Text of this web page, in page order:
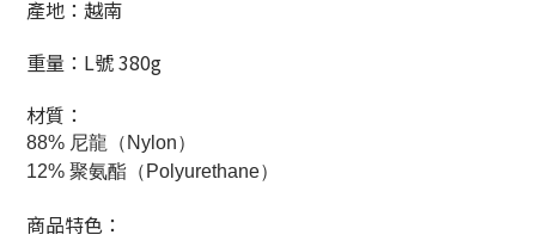
產地：越南
重量：L號 380g
材質：
88% 尼龍（Nylon）
12% 聚氨酯（Polyurethane）
商品特色：